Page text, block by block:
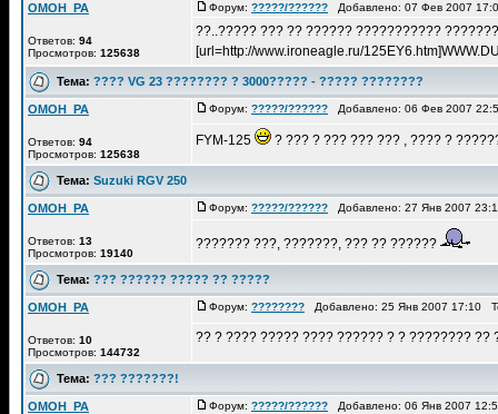
OMOH_PA
Ответов: 94
Просмотров: 125638
Форум: ?????/?????? Добавлено: 07 Фев 2007
??..????? ??? ?? ?????? ???????????
[url=http://www.ironeagle.ru/
Тема: ???? VG 23 ???????? ? 3000????? - ????? ????????
OMOH_PA
Ответов: 94
Просмотров: 125638
Форум: ?????/?????? Добавлено: 06 Фев 2007
FYM-125 ? ??? ? ??? ??? ??? , ???? ?
Тема: Suzuki RGV 250
OMOH_PA
Ответов: 13
Просмотров: 19140
Форум: ?????/?????? Добавлено: 27 Янв 2007
??????? ???, ???????, ??? ?? ??????
Тема: ??? ?????? ????? ?? ?????
OMOH_PA
Ответов: 10
Просмотров: 144732
Форум: ???????? Добавлено: 25 Янв 2007 17:10
?? ? ???? ????? ???? ?????? ? ? ????????
Тема: ??? ???????!
OMOH_PA Форум: ?????/?????? Добавлено: 06 Янв 2007